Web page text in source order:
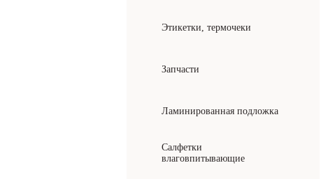
Этикетки, термочеки
Запчасти
Ламинированная подложка
Салфетки
влаговпитывающие